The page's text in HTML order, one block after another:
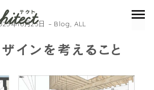
年10月25日 Blog, ALL
インを考えること